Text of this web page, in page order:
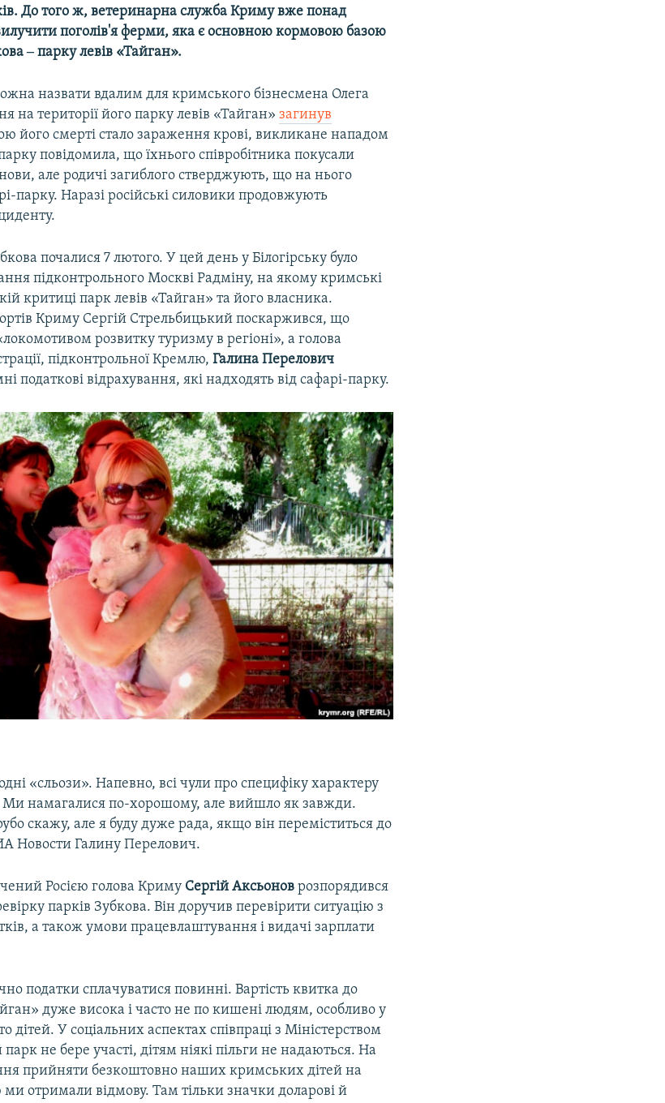
До того ж, ветеринарна служба Криму вже понад
поголів'я ферми, яка є основною кормовою базою
‒ парку левів «Тайган».
назвати вдалим для кримського бізнесмена Олега
на території його парку левів «Тайган»загинув
його смерті стало зараження крові, викликане нападом
повідомила, що їхнього співробітника покусали
але родичі загиблого стверджують, що на нього
парку. Наразі російські силовики продовжують
почалися 7 лютого. У цей день у Білогірську було
підконтрольного Москві Радміну, на якому кримські
критиці парк левів «Тайган» та його власника.
Криму Сергій Стрельбицький поскаржився, що
розвитку туризму в регіоні», а голова
підконтрольної Кремлю,Галина Перелович
податкові відрахування, які надходять від сафарі-парку.
«сльози». Напевно, всі чули про специфіку характеру
Ми намагалися по-хорошому, але вийшло як завжди.
скажу, але я буду дуже рада, якщо він переміститься до
Новости Галину Перелович.
Росією голова Криму Сергій Аксьонов розпорядився
парків Зубкова. Він доручив перевірити ситуацію з
а також умови працевлаштування і видачі зарплати
податки сплачуватися повинні. Вартість квитка до
дуже висока і часто не по кишені людям, особливо у
дітей. У соціальних аспектах співпраці з Міністерством
парк не бере участі, дітям ніякі пільги не надаються. На
прийняти безкоштовно наших кримських дітей на
ми отримали відмову. Там тільки значки доларові й